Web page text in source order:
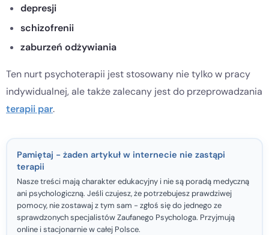
depresji
schizofrenii
zaburzeń odżywiania
Ten nurt psychoterapii jest stosowany nie tylko w pracy
indywidualnej, ale także zalecany jest do przeprowadzania
terapii par.
Pamiętaj - żaden artykuł w internecie nie zastąpi
terapii
Nasze treści mają charakter edukacyjny i nie są poradą medyczną
ani psychologiczną. Jeśli czujesz, że potrzebujesz prawdziwej
pomocy, nie zostawaj z tym sam - zgłoś się do jednego ze
sprawdzonych specjalistów Zaufanego Psychologa. Przyjmują
online i stacjonarnie w całej Polsce.